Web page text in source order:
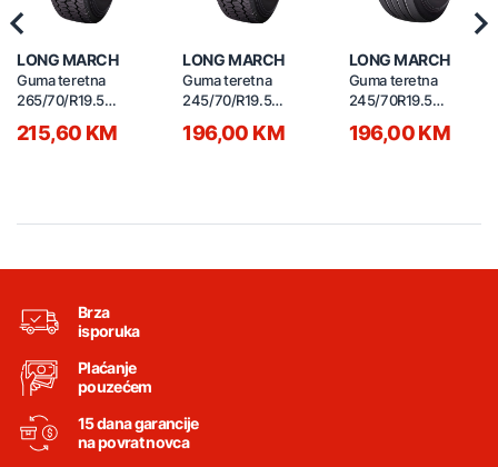
LONG MARCH
Guma teretna
265/70/R19.5
215,60 KM
LONG MARCH
Guma teretna
245/70/R19.5
196,00 KM
LONG MARCH
Guma teretna
245/70R19.5
196,00 KM
Brza
isporuka
Plaćanje
pouzećem
15 dana garancije
na povrat novca